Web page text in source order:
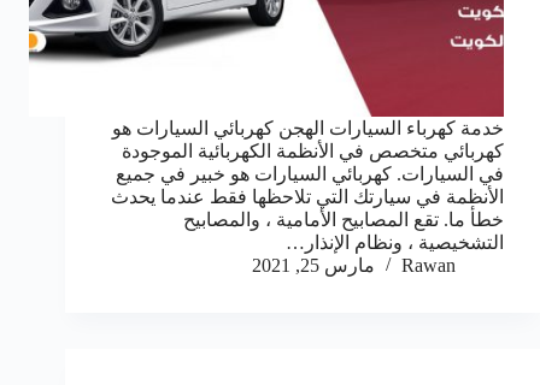
خدمة كهرباء السيارات الهجن كهربائي السيارات هو
كهربائي متخصص في الأنظمة الكهربائية الموجودة
في السيارات. كهربائي السيارات هو خبير في جميع
الأنظمة في سيارتك التي تلاحظها فقط عندما يحدث
خطأ ما. تقع المصابيح الأمامية ، والمصابيح
التشخيصية ، ونظام الإنذار…
Rawan
مارس 25, 2021